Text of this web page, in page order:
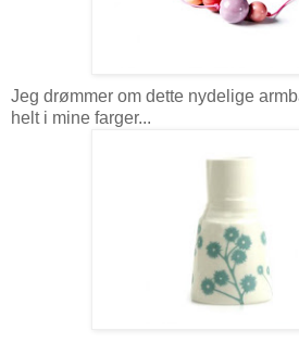
Jeg drømmer om dette nydelige
helt i mine farger...